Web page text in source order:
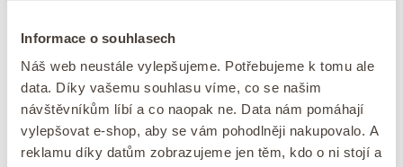
Informace o souhlasech
Náš web neustále vylepšujeme. Potřebujeme k tomu ale
data. Díky vašemu souhlasu víme, co se našim
návštěvníkům líbí a co naopak ne. Data nám pomáhají
vylepšovat e-shop, aby se vám pohodlněji nakupovalo. A
reklamu díky datům zobrazujeme jen těm, kdo o ni stojí a
Pouze mléko před použitím protřepejte.
Jak si pochutnat na domácím
arašídovém mléku?